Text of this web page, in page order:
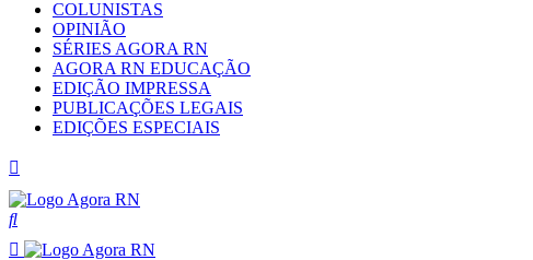
COLUNISTAS
OPINIÃO
SÉRIES AGORA RN
AGORA RN EDUCAÇÃO
EDIÇÃO IMPRESSA
PUBLICAÇÕES LEGAIS
EDIÇÕES ESPECIAIS